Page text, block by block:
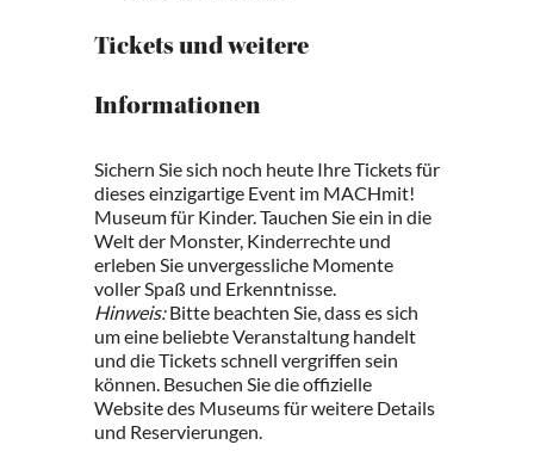
Tickets und weitere
Informationen
Sichern Sie sich noch heute Ihre Tickets für
dieses einzigartige Event im MACHmit!
Museum für Kinder. Tauchen Sie ein in die
Welt der Monster, Kinderrechte und
erleben Sie unvergessliche Momente
voller Spaß und Erkenntnisse.
Hinweis:Bitte beachten Sie, dass es sich
um eine beliebte Veranstaltung handelt
und die Tickets schnell vergriffen sein
können. Besuchen Sie die offizielle
Website des Museums für weitere Details
und Reservierungen.